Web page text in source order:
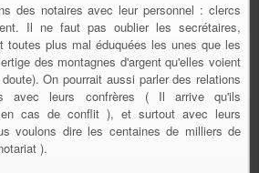
des notaires avec leur personnel : clercs
Il ne faut pas oublier les secrétaires,
toutes plus mal éduquées les unes que les
des montagnes d'argent qu'elles voient
On pourrait aussi parler des relations
avec leurs confrères ( Il arrive qu'ils
en cas de conflit ), et surtout avec leurs
voulons dire les centaines de milliers de
).